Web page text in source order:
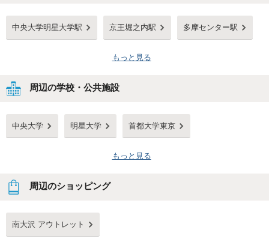
中央大学明星大学駅 京王堀之内駅 多摩センター駅
もっと見る
周辺の学校・公共施設
中央大学 明星大学 首都大学東京
もっと見る
周辺のショッピング
南大沢 アウトレット